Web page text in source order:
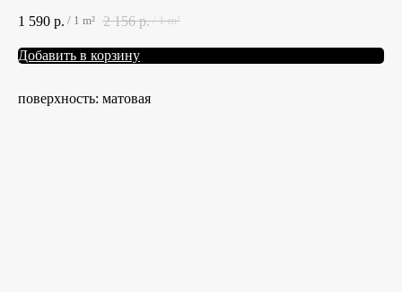
1 590 р. / 1 m² 2 156 р. / 1 m²
Добавить в корзину
поверхность: матовая